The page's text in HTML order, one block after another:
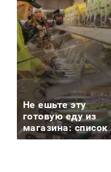
Не ешьте эту
готовую еду из
магазина: список